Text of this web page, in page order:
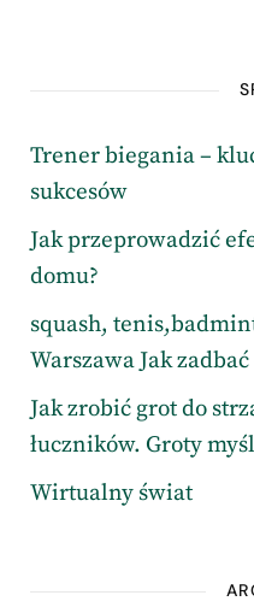
Trener biegania –
sukcesów
Jak przeprowadzić
domu?
squash,
Warszawa Jak
Jak zrobić grot do
łuczników. Groty
Wirtualny świat